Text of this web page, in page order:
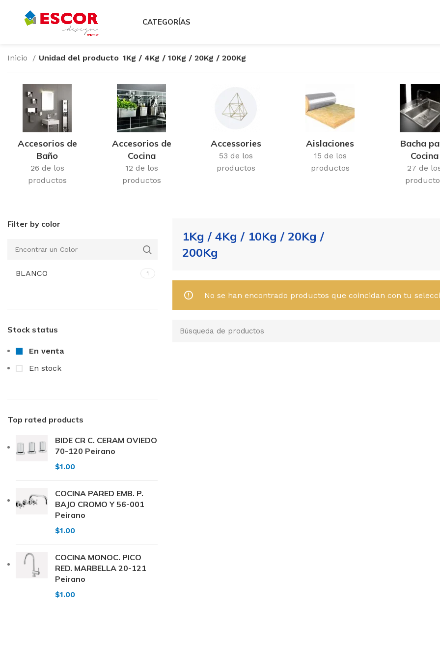
CATEGORÍAS
Inicio Unidad del producto 1Kg / 4Kg / 10Kg / 20Kg / 200Kg
Accesorios de
Baño
26 de los
productos
Accesorios de
Cocina
12 de los
productos
Accessories
53 de los
productos
Aislaciones
15 de los
productos
Bacha
Cocina
27 de
Filter by color
BLANCO 1
Stock status
En venta
En stock
Top rated products
BIDE CR C. CERAM OVIEDO
70-120 Peirano
$1.00
COCINA PARED EMB. P.
BAJO CROMO Y 56-001
Peirano
$1.00
COCINA MONOC. PICO
RED. MARBELLA 20-121
Peirano
$1.00
1Kg / 4Kg / 10Kg / 20Kg /
200Kg
No se han encontrado productos que coincidan con tu